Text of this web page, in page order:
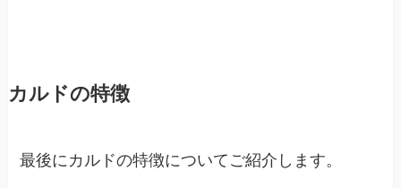
カルドの特徴
最後にカルドの特徴についてご紹介します。